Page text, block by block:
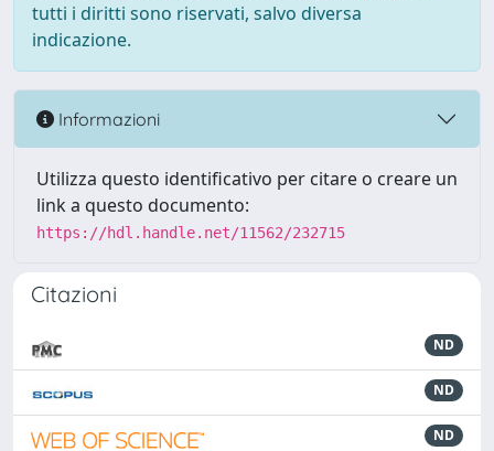
tutti i diritti sono riservati, salvo diversa
indicazione.
Informazioni
Utilizza questo identificativo per citare o creare un
link a questo documento:
https://hdl.handle.net/11562/232715
Citazioni
ND
ND
ND